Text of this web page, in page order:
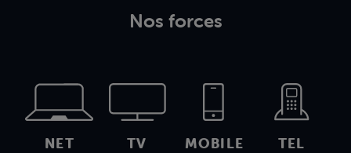
Nos forces
NET TV MOBILE TEL